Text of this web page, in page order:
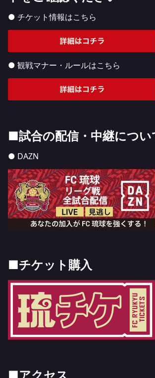
● チケット情報はこちら
● 観戦マナー・ルールはこちら
■試合の配信・中継につい
● DAZN
■チケット購入